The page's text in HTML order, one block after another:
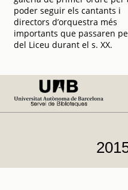
poder seguir els cantants i
directors d’orquestra més
importants que passaren
del Liceu durant el s. XX.